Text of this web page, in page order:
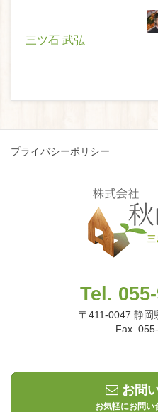
三ツ石 武弘
プライバシーポリシー
Tel.
〒411-0047 静岡
Fax.
お問
お気軽にお問い